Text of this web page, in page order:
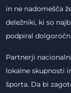
in ne nadomešča
deležniki, ki so
podpiral
Partnerji
lokalne skupnosti
športa. Da bi